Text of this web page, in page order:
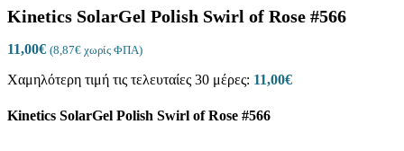
Kinetics SolarGel Polish Swirl of Rose #566
11,00€ (8,87€ χωρίς ΦΠΑ)
Χαμηλότερη τιμή τις τελευταίες 30 μέρες: 11,00€
Kinetics SolarGel Polish Swirl of Rose #566